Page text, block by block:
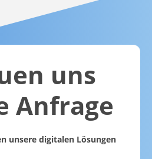
uns
Anfrage
unsere digitalen Lösungen